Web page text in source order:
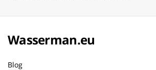
Wasserman.eu
Blog